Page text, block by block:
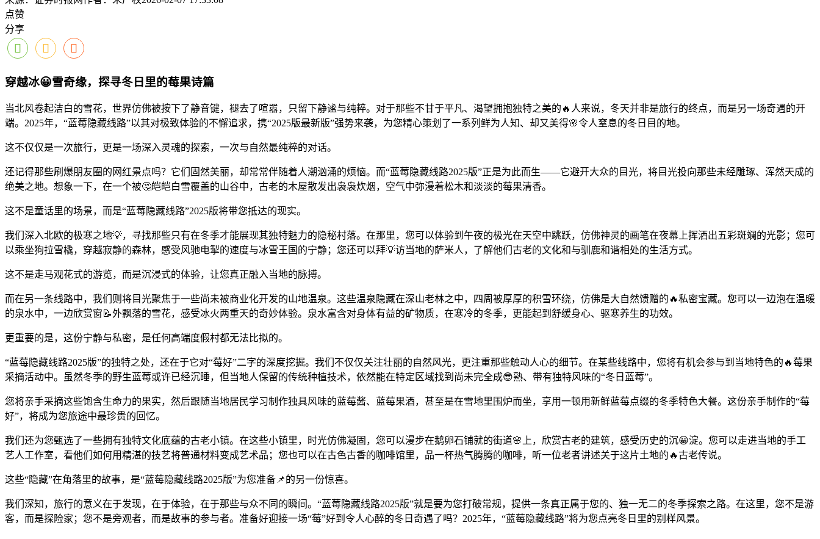
点赞
分享
穿越冰😀雪奇缘，探寻冬日里的莓果诗篇
当北风卷起洁白的雪花，世界仿佛被按下了静音键，褪去了喧嚣，只留下静谧与纯粹。对于那些不甘于平凡、渴望拥抱独特之美的🔥人来说，冬天并非是旅行的终点，而是另一场奇遇的开
端。2025年，“蓝莓隐藏线路”以其对极致体验的不懈追求，携“2025版最新版”强势来袭，为您精心策划了一系列鲜为人知、却又美得🌸令人窒息的冬日目的地。
这不仅仅是一次旅行，更是一场深入灵魂的探索，一次与自然最纯粹的对话。
还记得那些刷爆朋友圈的网红景点吗？它们固然美丽，却常常伴随着人潮汹涌的烦恼。而“蓝莓隐藏线路2025版”正是为此而生——它避开大众的目光，将目光投向那些未经雕琢、浑然天成的
绝美之地。想象一下，在一个被🤔皑皑白雪覆盖的山谷中，古老的木屋散发出袅袅炊烟，空气中弥漫着松木和淡淡的莓果清香。
这不是童话里的场景，而是“蓝莓隐藏线路”2025版将带您抵达的现实。
我们深入北欧的极寒之地💡，寻找那些只有在冬季才能展现其独特魅力的隐秘村落。在那里，您可以体验到午夜的极光在天空中跳跃，仿佛神灵的画笔在夜幕上挥洒出五彩斑斓的光影；您可
以乘坐狗拉雪橇，穿越寂静的森林，感受风驰电掣的速度与冰雪王国的宁静；您还可以拜💡访当地的萨米人，了解他们古老的文化和与驯鹿和谐相处的生活方式。
这不是走马观花式的游览，而是沉浸式的体验，让您真正融入当地的脉搏。
而在另一条线路中，我们则将目光聚焦于一些尚未被商业化开发的山地温泉。这些温泉隐藏在深山老林之中，四周被厚厚的积雪环绕，仿佛是大自然馈赠的🔥私密宝藏。您可以一边泡在温暖
的泉水中，一边欣赏窗📝外飘落的雪花，感受冰火两重天的奇妙体验。泉水富含对身体有益的矿物质，在寒冷的冬季，更能起到舒缓身心、驱寒养生的功效。
更重要的是，这份宁静与私密，是任何高端度假村都无法比拟的。
“蓝莓隐藏线路2025版”的独特之处，还在于它对“莓好”二字的深度挖掘。我们不仅仅关注壮丽的自然风光，更注重那些触动人心的细节。在某些线路中，您将有机会参与到当地特色的🔥莓果
采摘活动中。虽然冬季的野生蓝莓或许已经沉睡，但当地人保留的传统种植技术，依然能在特定区域找到尚未完全成😎熟、带有独特风味的“冬日蓝莓”。
您将亲手采摘这些饱含生命力的果实，然后跟随当地居民学习制作独具风味的蓝莓酱、蓝莓果酒，甚至是在雪地里围炉而坐，享用一顿用新鲜蓝莓点缀的冬季特色大餐。这份亲手制作的“莓
好”，将成为您旅途中最珍贵的回忆。
我们还为您甄选了一些拥有独特文化底蕴的古老小镇。在这些小镇里，时光仿佛凝固，您可以漫步在鹅卵石铺就的街道🌸上，欣赏古老的建筑，感受历史的沉😀淀。您可以走进当地的手工
艺人工作室，看他们如何用精湛的技艺将普通材料变成艺术品；您也可以在古色古香的咖啡馆里，品一杯热气腾腾的咖啡，听一位老者讲述关于这片土地的🔥古老传说。
这些“隐藏”在角落里的故事，是“蓝莓隐藏线路2025版”为您准备📌的另一份惊喜。
我们深知，旅行的意义在于发现，在于体验，在于那些与众不同的瞬间。“蓝莓隐藏线路2025版”就是要为您打破常规，提供一条真正属于您的、独一无二的冬季探索之路。在这里，您不是游
客，而是探险家；您不是旁观者，而是故事的参与者。准备好迎接一场“莓”好到令人心醉的冬日奇遇了吗？2025年，“蓝莓隐藏线路”将为您点亮冬日里的别样风景。